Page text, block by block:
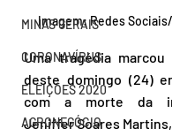
MINAS GERAIS
CORONAVÍRUS
ELEIÇÕES 2020
AGRONEGÓCIO
Imagem: Redes
Uma tragédia marcou
deste domingo (24)
com a morte da
Jeniffer Soares